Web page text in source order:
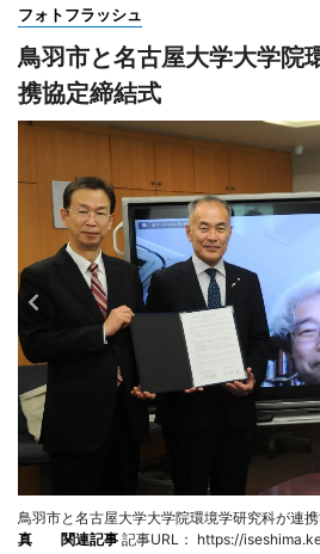
フォトフラッシュ
鳥羽市と名古屋大学大学院
携協定締結式
鳥羽市と名古屋大学大学院環境学研究科が
真
関連記事 記事URL： https://